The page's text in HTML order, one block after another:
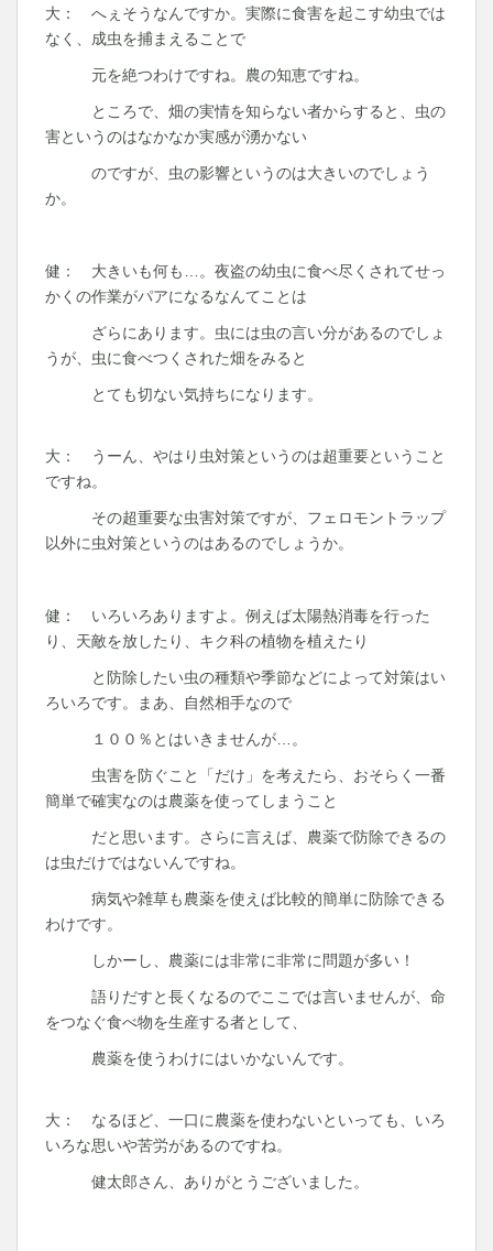
大： へぇそうなんですか。実際に食害を起こす幼虫では
なく、成虫を捕まえることで
元を絶つわけですね。農の知恵ですね。
ところで、畑の実情を知らない者からすると、虫の
害というのはなかなか実感が湧かない
のですが、虫の影響というのは大きいのでしょう
か。
健： 大きいも何も…。夜盗の幼虫に食べ尽くされてせっ
かくの作業がパアになるなんてことは
ざらにあります。虫には虫の言い分があるのでしょ
うが、虫に食べつくされた畑をみると
とても切ない気持ちになります。
大： うーん、やはり虫対策というのは超重要ということ
ですね。
その超重要な虫害対策ですが、フェロモントラップ
以外に虫対策というのはあるのでしょうか。
健： いろいろありますよ。例えば太陽熱消毒を行った
り、天敵を放したり、キク科の植物を植えたり
と防除したい虫の種類や季節などによって対策はい
ろいろです。まあ、自然相手なので
１００％とはいきませんが…。
虫害を防ぐこと「だけ」を考えたら、おそらく一番
簡単で確実なのは農薬を使ってしまうこと
だと思います。さらに言えば、農薬で防除できるの
は虫だけではないんですね。
病気や雑草も農薬を使えば比較的簡単に防除できる
わけです。
しかーし、農薬には非常に非常に問題が多い！
語りだすと長くなるのでここでは言いませんが、命
をつなぐ食べ物を生産する者として、
農薬を使うわけにはいかないんです。
大： なるほど、一口に農薬を使わないといっても、いろ
いろな思いや苦労があるのですね。
健太郎さん、ありがとうございました。